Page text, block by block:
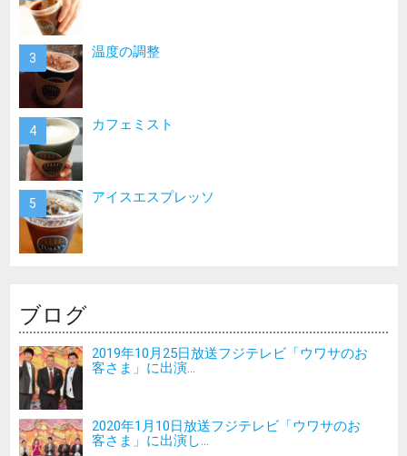
温度の調整
カフェミスト
アイスエスプレッソ
ブログ
2019年10月25日放送フジテレビ「ウワサのお
客さま」に出演...
2020年1月10日放送フジテレビ「ウワサのお
客さま」に出演し...